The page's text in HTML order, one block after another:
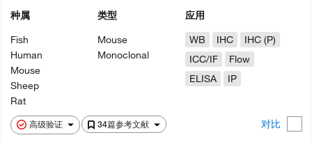
高级验证 34篇参考文献 对比
种属
Fish
Human
Mouse
Sheep
Rat
类型
Mouse
Monoclonal
应用
WB
IHC
IHC (P)
ICC/IF
Flow
ELISA
IP